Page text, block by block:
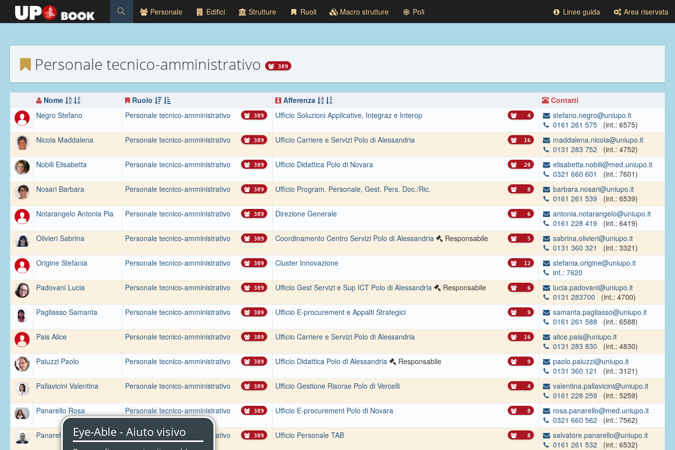
Personale Edifici Strutture Ruoli Macro strutture Poli Linee guida Area riservata
Personale tecnico-amministrativo 389
Nome Ruolo Afferenza
Contatti
Negro Stefano
Personale tecnico-amministrativo 389 Ufficio Soluzioni Applicative, Integraz e Interop 4
stefano.negro@uniupo.it
0161 261 575
(int.: 6575)
Nicola Maddalena
Personale tecnico-amministrativo 389 Ufficio Carriere e Servizi Polo di Alessandria 16
maddalena.nicola@uniupo.it
0131 283 752
(int.: 4752)
Nobili Elisabetta
Personale tecnico-amministrativo 389 Ufficio Didattica Polo di Novara 20
elisabetta.nobili@med.uniupo.it
0321 660 601
(int.: 7601)
Nosari Barbara
Personale tecnico-amministrativo 389 Ufficio Program. Personale, Gest. Pers. Doc./Ric. 8
barbara.nosari@uniupo.it
0161 261 539
(int.: 6539)
Notarangelo Antonia Pia
Personale tecnico-amministrativo 389 Direzione Generale 6
antonia.notarangelo@uniupo.it
0161 228 419
(int.: 6419)
Olivieri Sabrina
Personale tecnico-amministrativo 389 Coordinamento Centro Servizi Polo di Alessandria 5
Responsabile
sabrina.olivieri@uniupo.it
0131 360 321
(int.: 3321)
Origine Stefania
Personale tecnico-amministrativo 389 Cluster Innovazione 12
stefania.origine@uniupo.it
int.: 7620
Padovani Lucia
Personale tecnico-amministrativo 389 Ufficio Gest Servizi e Sup ICT Polo di Alessandria 6
Responsabile
lucia.padovani@uniupo.it
0131 283700
(int.: 4700)
Pagliasso Samanta
Personale tecnico-amministrativo 389 Ufficio E-procurement e Appalti Strategici 9
samanta.pagliasso@uniupo.it
0161 261 588
(int.: 6588)
Pais Alice
Personale tecnico-amministrativo 389 Ufficio Carriere e Servizi Polo di Alessandria 16
alice.pais@uniupo.it
0131 283 830
(int.: 4830)
Paiuzzi Paolo
Personale tecnico-amministrativo 389 Ufficio Didattica Polo di Alessandria 9
Responsabile
paolo.paiuzzi@uniupo.it
0131 360 121
(int.: 3121)
Pallavicini Valentina
Personale tecnico-amministrativo 389 Ufficio Gestione Risorse Polo di Vercelli 4
valentina.pallavicini@uniupo.it
0161 228 259
(int.: 5259)
Panarello Rosa
Personale tecnico-amministrativo 389 Ufficio E-procurement Polo di Novara 8
rosa.panarello@med.uniupo.it
0321 660 562
(int.: 7562)
Panarello Salvatore
Personale tecnico-amministrativo 389 Ufficio Personale TAB 8
salvatore.panarello@uniupo.it
0161 261 532
(int.: 6532)